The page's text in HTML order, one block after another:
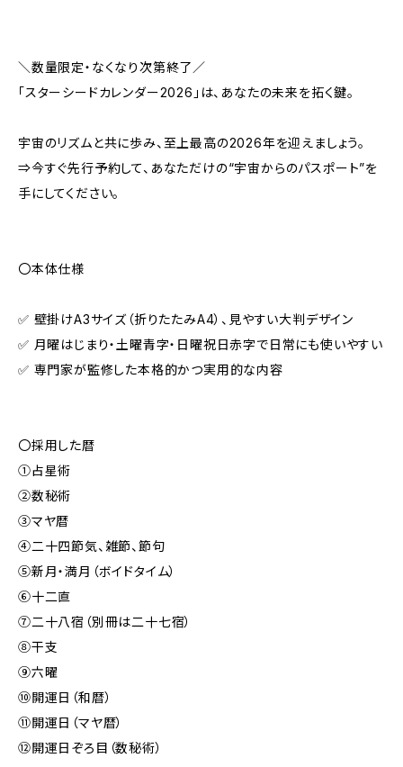
＼数量限定・なくなり次第終了／
「スターシードカレンダー2026」は、あなたの未来を拓く鍵。
宇宙のリズムと共に歩み、至上最高の2026年を迎えましょう。
⇒今すぐ先行予約して、あなただけの“宇宙からのパスポート”を
手にしてください。
〇本体仕様
✅ 壁掛けA3サイズ（折りたたみA4）、見やすい大判デザイン
✅ 月曜はじまり・土曜青字・日曜祝日赤字で日常にも使いやすい
✅ 専門家が監修した本格的かつ実用的な内容
〇採用した暦
①占星術
②数秘術
③マヤ暦
④二十四節気、雑節、節句
⑤新月・満月（ボイドタイム）
⑥十二直
⑦二十八宿（別冊は二十七宿）
⑧干支
⑨六曜
⑩開運日（和暦）
⑪開運日（マヤ暦）
⑫開運日ぞろ目（数秘術）